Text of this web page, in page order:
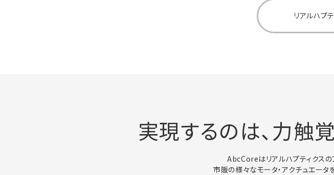
リアルハプ
実現するのは、力触
AbcCoreはリアルハプティクスの
市販の様々なモータ・アクチュエータ